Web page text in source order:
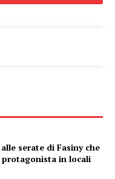
serate di Fasiny che
in locali